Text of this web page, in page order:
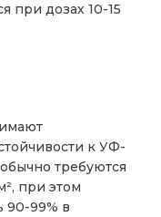
при дозах 10-15
к УФ-
требуются
при этом
90-99% в